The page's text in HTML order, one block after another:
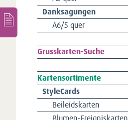
Danksagungen
A6/5 quer
Navigation
überspringen
Grusskarten-Suche
Kartensortimente
Navigation
überspringen
StyleCards
Beileidskarten